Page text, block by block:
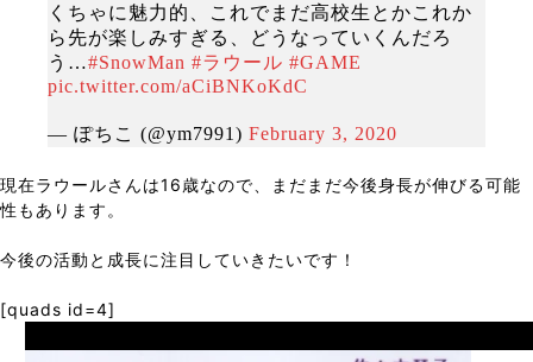
くちゃに魅力的、これでまだ高校生とかこれか
ら先が楽しみすぎる、どうなっていくんだろ
う…#SnowMan #ラウール #GAME
pic.twitter.com/aCiBNKoKdC
— ぽちこ (@ym7991) February 3, 2020
現在ラウールさんは16歳なので、まだまだ今後身長が伸びる可能
性もあります。
今後の活動と成長に注目していきたいです！
[quads id=4]